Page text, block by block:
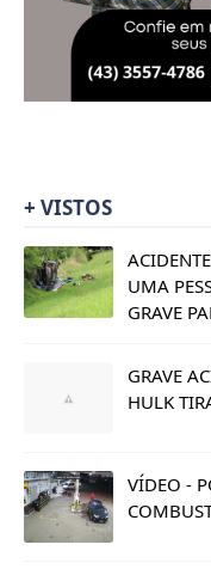
+ VISTOS
UMA
GRAVE
GRAVE
HULK
VÍDEO -